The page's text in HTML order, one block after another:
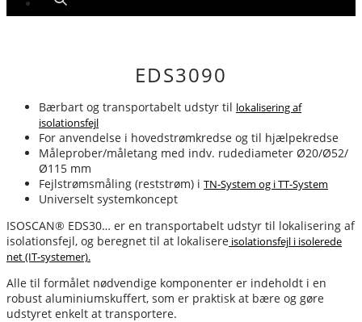
EDS3090
Bærbart og transportabelt udstyr til lokalisering af
isolationsfejl
For anvendelse i hovedstrømkredse og til hjælpekredse
Måleprober/måletang med indv. rudediameter Ø20/Ø52/
Ø115 mm
Fejlstrømsmåling (reststrøm) i TN-System og i TT-System
Universelt systemkoncept
ISOSCAN® EDS30… er en transportabelt udstyr til lokalisering af
isolationsfejl, og beregnet til at lokalisere isolationsfejl i isolerede
net (IT-systemer).
Alle til formålet nødvendige komponenter er indeholdt i en
robust aluminiumskuffert, som er praktisk at bære og gøre
udstyret enkelt at transportere.